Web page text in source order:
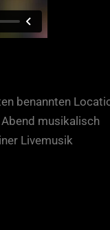
benannten
musikalisch
Livemusik